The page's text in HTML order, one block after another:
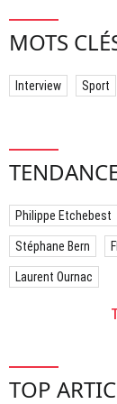
MOTS
Interview Sport
Philippe Etchebest
Stéphane Bern
Laurent Ournac
TOP